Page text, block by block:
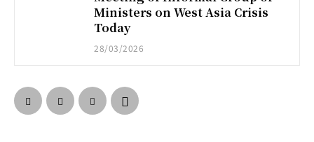
Ministers on West Asia Crisis
Today
28/03/2026